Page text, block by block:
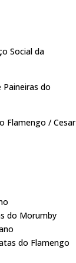
Social da
Paineiras do
Flamengo / Cesar
do Morumby
do Flamengo